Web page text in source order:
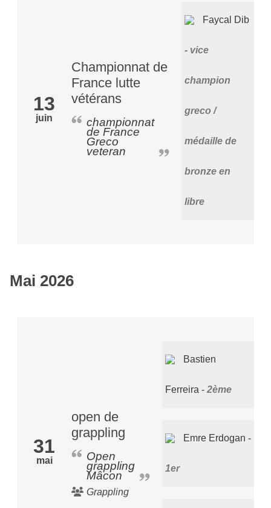
13
juin
Championnat de
France lutte
vétérans
championnat
de France
Greco
veteran
Faycal Dib
vice
champion
greco /
médaille de
bronze en
libre
Mai 2026
31
mai
open de
grappling
Open
grappling
Mâcon
Grappling
Bastien
Ferreira 2ème
Emre Erdogan
1er